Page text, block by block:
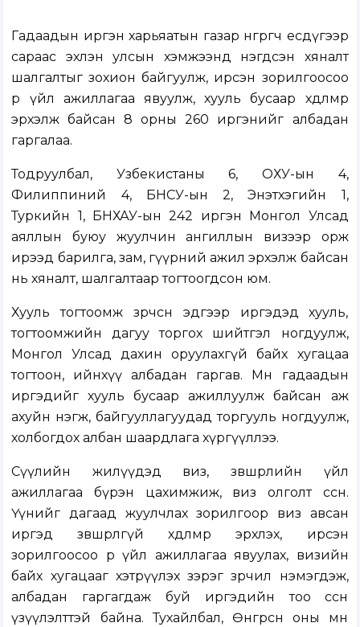
Гадаадын иргэн харьяатын газар өнгөрөгч есдүгээр
сараас эхлэн улсын хэмжээнд нэгдсэн хяналт
шалгалтыг зохион байгуулж, ирсэн зорилгоосоо
өөр үйл ажиллагаа явуулж, хууль бусаар хөдөлмөр
эрхэлж байсан 8 орны 260 иргэнийг албадан
гаргалаа.
Тодруулбал, Узбекистаны 6, ОХУ-ын 4,
Филиппиний 4, БНСУ-ын 2, Энэтхэгийн 1,
Туркийн 1, БНХАУ-ын 242 иргэн Монгол Улсад
аяллын буюу жуулчин ангиллын визээр орж
ирээд барилга, зам, гүүрний ажил эрхэлж байсан
нь хяналт, шалгалтаар тогтоогдсон юм.
Хууль тогтоомж зөрчсөн эдгээр иргэдэд хууль,
тогтоомжийн дагуу торгох шийтгэл ногдуулж,
Монгол Улсад дахин оруулахгүй байх хугацаа
тогтоон, ийнхүү албадан гаргав. Мөн гадаадын
иргэдийг хууль бусаар ажиллуулж байсан аж
ахуйн нэгж, байгууллагуудад торгууль ногдуулж,
холбогдох албан шаардлага хүргүүллээ.
Сүүлийн жилүүдэд виз, зөвшөөрлийн үйл
ажиллагаа бүрэн цахимжиж, виз олголт өссөн.
Үүнийг дагаад жуулчлах зорилгоор виз авсан
иргэд зөвшөөрөлгүй хөдөлмөр эрхлэх, ирсэн
зорилгоосоо өөр үйл ажиллагаа явуулах, визийн
байх хугацааг хэтрүүлэх зэрэг зөрчил нэмэгдэж,
албадан гаргагдаж буй иргэдийн тоо өссөн
үзүүлэлттэй байна. Тухайлбал, Өнгөрсөн оны мөн